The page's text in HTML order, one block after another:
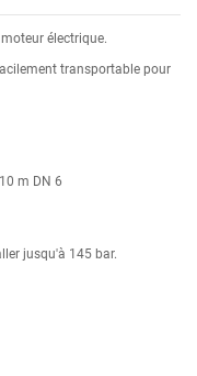
électrique.
transportable pour
m DN 6
jusqu'à 145 bar.